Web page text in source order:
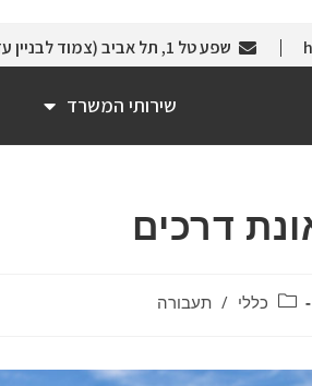
שפע טל 1, תל אביב (צמוד לבניין עזריאלי)
שירותי המשרד
דרכים
כללי / תעבורה